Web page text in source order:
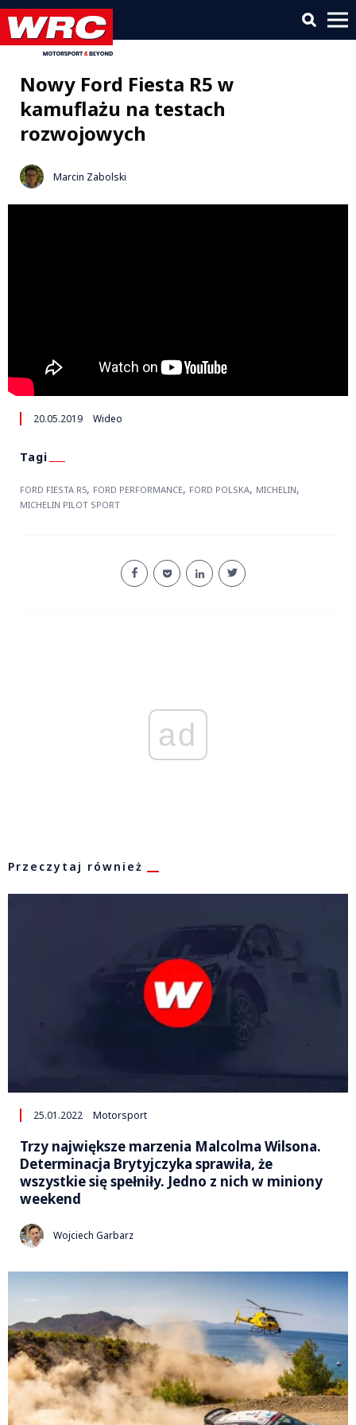
Nowy Ford Fiesta R5 w
kamuflażu na testach
rozwojowych
Marcin Zabolski
20.05.2019 Wideo
FORD FIESTA R5, FORD PERFORMANCE, FORD POLSKA, MICHELIN,
MICHELIN PILOT SPORT
ad
Przeczytaj również
25.01.2022 Motorsport
Trzy największe marzenia Malcolma Wilsona.
Determinacja Brytyjczyka sprawiła, że
wszystkie się spełniły. Jedno z nich w miniony
weekend
Wojciech Garbarz